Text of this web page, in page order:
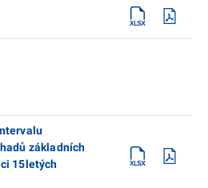
základních
15letých